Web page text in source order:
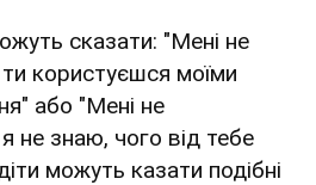
сказати: "Мені не
користуєшся моїми
або "Мені не
не знаю, чого від тебе
можуть казати подібні